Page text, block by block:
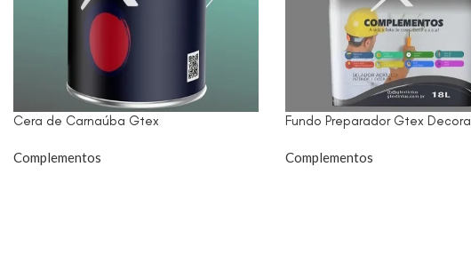
Cera de Carnaúba Gtex
Complementos
Fundo Preparador Gtex Decora
Complementos